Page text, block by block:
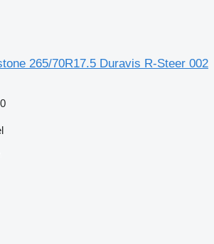
265/70R17.5 Duravis R-Steer 002